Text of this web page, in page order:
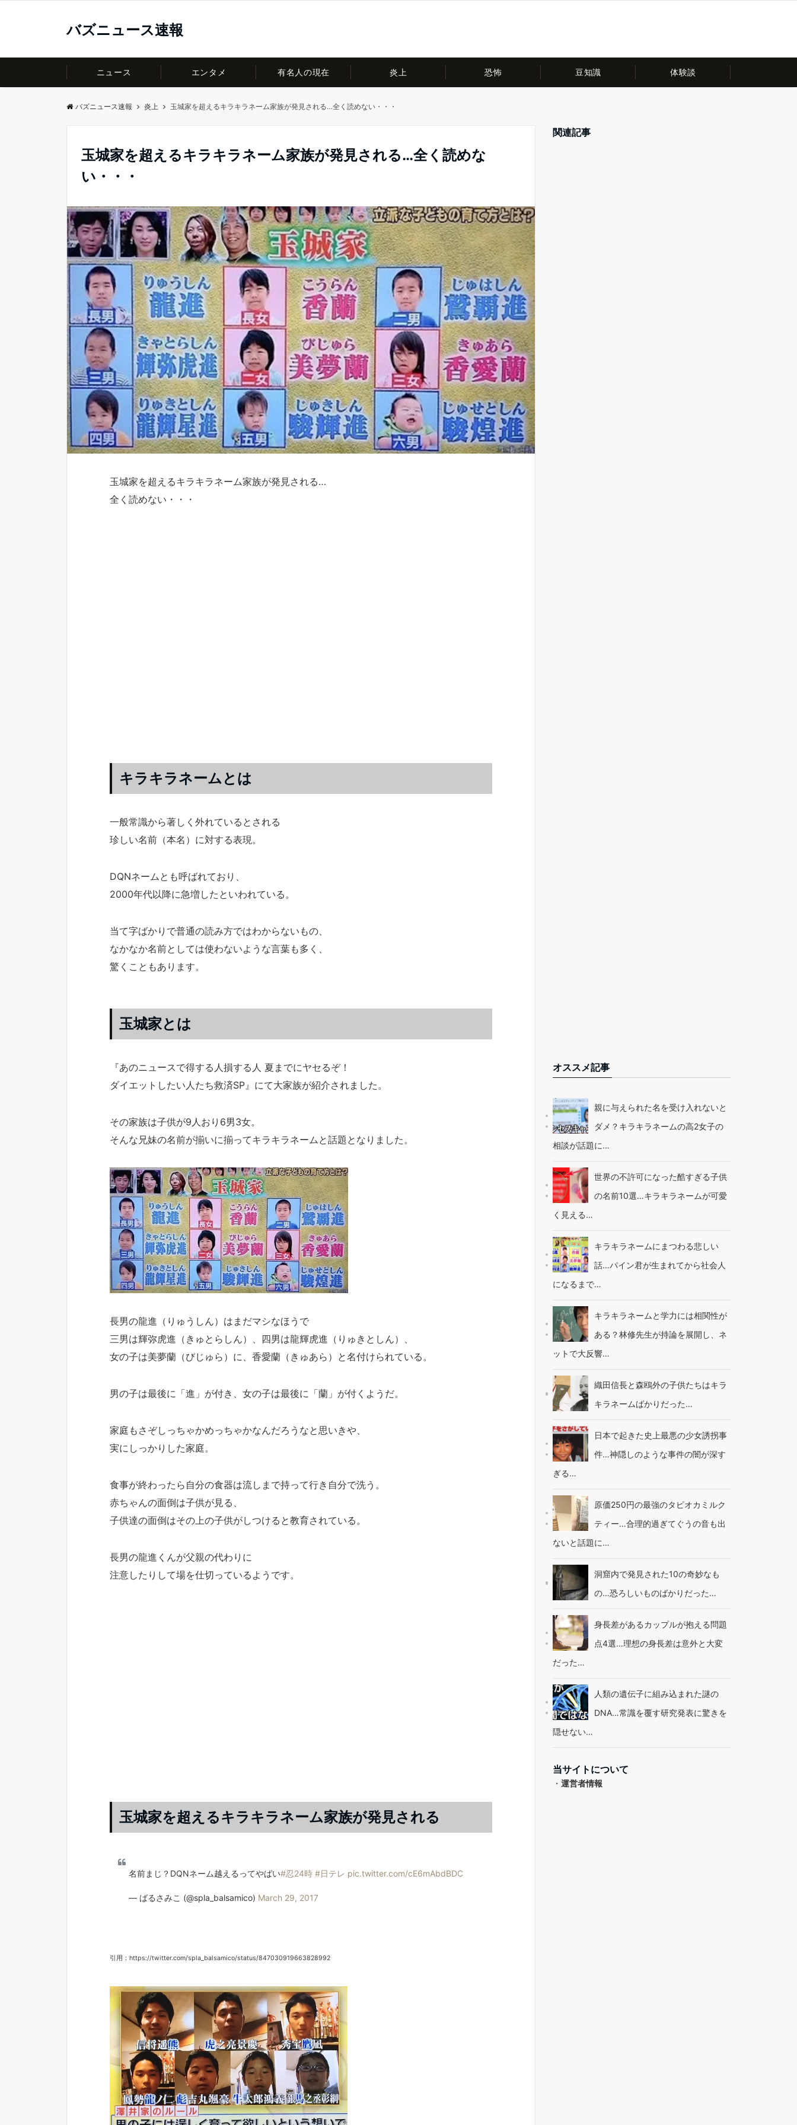
バズニュース速報
ニュース エンタメ 有名人の現在 炎上 恐怖 豆知識 体験談
バズニュース速報 炎上 玉城家を超えるキラキラネーム家族が発見される…全く読めない・・・
玉城家を超えるキラキラネーム家族が発見される…全く読めな
い・・・
玉城家を超えるキラキラネーム家族が発見される…
全く読めない・・・
キラキラネームとは
一般常識から著しく外れているとされる
珍しい名前（本名）に対する表現。
DQNネームとも呼ばれており、
2000年代以降に急増したといわれている。
当て字ばかりで普通の読み方ではわからないもの、
なかなか名前としては使わないような言葉も多く、
驚くこともあります。
玉城家とは
『あのニュースで得する人損する人 夏までにヤセるぞ！
ダイエットしたい人たち救済SP』にて大家族が紹介されました。
その家族は子供が9人おり6男3女。
そんな兄妹の名前が揃いに揃ってキラキラネームと話題となりました。
長男の龍進（りゅうしん）はまだマシなほうで
三男は輝弥虎進（きゅとらしん）、四男は龍輝虎進（りゅきとしん）、
女の子は美夢蘭（びじゅら）に、香愛蘭（きゅあら）と名付けられている。
男の子は最後に「進」が付き、女の子は最後に「蘭」が付くようだ。
家庭もさぞしっちゃかめっちゃかなんだろうなと思いきや、
実にしっかりした家庭。
食事が終わったら自分の食器は流しまで持って行き自分で洗う。
赤ちゃんの面倒は子供が見る、
子供達の面倒はその上の子供がしつけると教育されている。
長男の龍進くんが父親の代わりに
注意したりして場を仕切っているようです。
玉城家を超えるキラキラネーム家族が発見される
名前まじ？DQNネーム越えるってやばい#忍24時 #日テレ pic.twitter.com/cE6mAbdBDC
— ばるさみこ (@spla_balsamico) March 29, 2017
引用：https://twitter.com/spla_balsamico/status/847030919663828992
関連記事
オススメ記事
親に与えられた名を受け入れないと
ダメ？キラキラネームの高2女子の
相談が話題に…
世界の不許可になった酷すぎる子供
の名前10選…キラキラネームが可愛
く見える…
キラキラネームにまつわる悲しい
話…パイン君が生まれてから社会人
になるまで…
キラキラネームと学力には相関性が
ある？林修先生が持論を展開し、ネ
ットで大反響…
織田信長と森鴎外の子供たちはキラ
キラネームばかりだった…
日本で起きた史上最悪の少女誘拐事
件…神隠しのような事件の闇が深す
ぎる…
原価250円の最強のタピオカミルク
ティー…合理的過ぎてぐうの音も出
ないと話題に…
洞窟内で発見された10の奇妙なも
の…恐ろしいものばかりだった…
身長差があるカップルが抱える問題
点4選…理想の身長差は意外と大変
だった…
人類の遺伝子に組み込まれた謎の
DNA…常識を覆す研究発表に驚きを
隠せない…
当サイトについて
・ 運営者情報